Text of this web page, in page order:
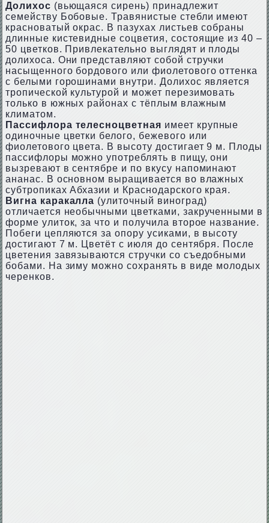
Долихос (вьющаяся сирень) принадлежит
семейству Бобовые. Травянистые стебли имеют
красноватый окрас. В пазухах листьев собраны
длинные кистевидные соцветия, состоящие из 40 –
50 цветков. Привлекательно выглядят и плоды
долихоса. Они представляют собой стручки
насыщенного бордового или фиолетового оттенка
с белыми горошинами внутри. Долихос является
тропической культурой и может перезимовать
только в южных районах с тёплым влажным
климатом.
Пассифлора телесноцветная имеет крупные
одиночные цветки белого, бежевого или
фиолетового цвета. В высоту достигает 9 м. Плоды
пассифлоры можно употреблять в пищу, они
вызревают в сентябре и по вкусу напоминают
ананас. В основном выращивается во влажных
субтропиках Абхазии и Краснодарского края.
Вигна каракалла (улиточный виноград)
отличается необычными цветками, закрученными в
форме улиток, за что и получила второе название.
Побеги цепляются за опору усиками, в высоту
достигают 7 м. Цветёт с июля до сентября. После
цветения завязываются стручки со съедобными
бобами. На зиму можно сохранять в виде молодых
черенков.